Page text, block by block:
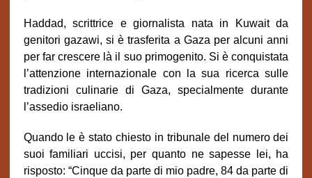
Haddad, scrittrice e giornalista nata in Kuwait da
genitori gazawi, si è trasferita a Gaza per alcuni anni
per far crescere là il suo primogenito. Si è conquistata
l’attenzione internazionale con la sua ricerca sulle
tradizioni culinarie di Gaza, specialmente durante
l’assedio israeliano.
Quando le è stato chiesto in tribunale del numero dei
suoi familiari uccisi, per quanto ne sapesse lei, ha
risposto: “Cinque da parte di mio padre, 84 da parte di